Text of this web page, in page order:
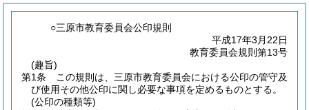
○三原市教育委員会公印規則
平成17年3月22日
教育委員会規則第13号
(趣旨)
第1条
この規則は、三原市教育委員会における公印の管守及
び使用その他公印に関し必要な事項を定めるものとする。
(公印の種類等)